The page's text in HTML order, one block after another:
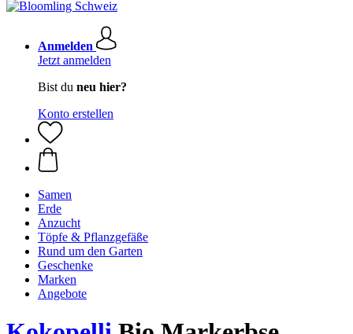
Anmelden
Jetzt anmelden
Bist du neu hier?
Konto erstellen
Samen
Erde
Anzucht
Töpfe & Pflanzgefäße
Rund um den Garten
Geschenke
Marken
Angebote